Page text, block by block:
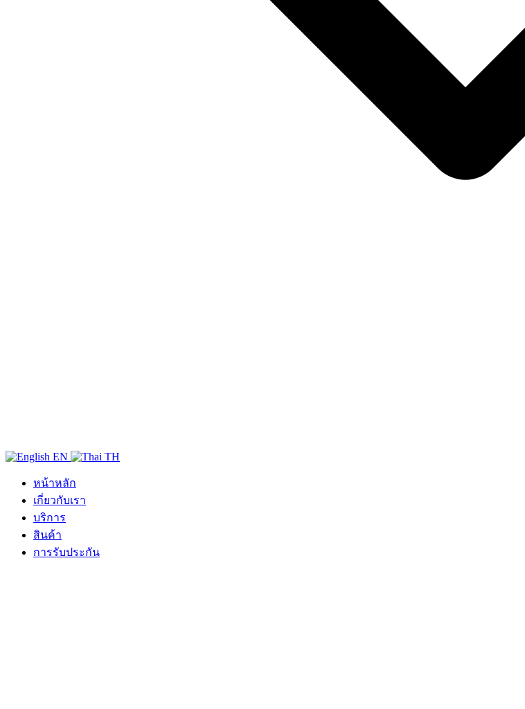
EN TH
หน้าหลัก
เกี่ยวกับเรา
บริการ
สินค้า
การรับประกัน